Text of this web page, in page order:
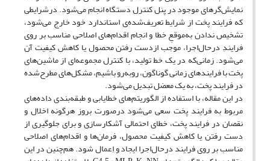
نمایش‌گرهای موجود در پنل کنترل دستگاه انجام می‌شود. درشرایطی
که فرایند پخت از شرایط تعریف‌شده‌ی استاندارد خود خارج می‌شود،
‌تشخیص ندادن به‌موقعِ خطا و انجام اقدام‌های اصلاحی مناسب بر روی
فرایندِ درحال‌اجرا، موجب ازدست رفتن محصول یا کاهش کیفیت آن
می‌شود. زمانی‌که در یک خط تولید، با کنترل مجموعه‌ای از ماشین‌های
پخت با فرایندهای زمانی گوناگون، روبه‌رو باشیم، مشکل‌های مطرح‌شده
در فرایند پخت، به یک معضل تبدیل می‌شود.
در این مقاله، با استفاده از الگوریتم‌های خطایابی و طبقه‌بندی داده‌های
مربوط به فرایند پخت سعی می‌شود درصورت بروز هرگونه اخلال و
نقصان در فرایند پخت، خطای احتمالی آشکارسازی و برای جلوگیری از
دست رفتن یا کاهش کیفیت محصول، فرمان‌ها و اقدام‌های اصلاحی
مناسب بر روی فرایند درحال‌اجرا ایجاد و اِعمال شود. هم‌چنین در این